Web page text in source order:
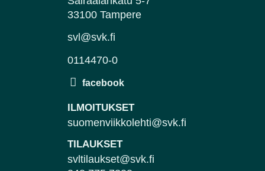
33100 Tampere
svl@svk.fi
0114470-0
ILMOITUKSET
suomenviikkolehti@svk.fi
TILAUKSET
svltilaukset@svk.fi